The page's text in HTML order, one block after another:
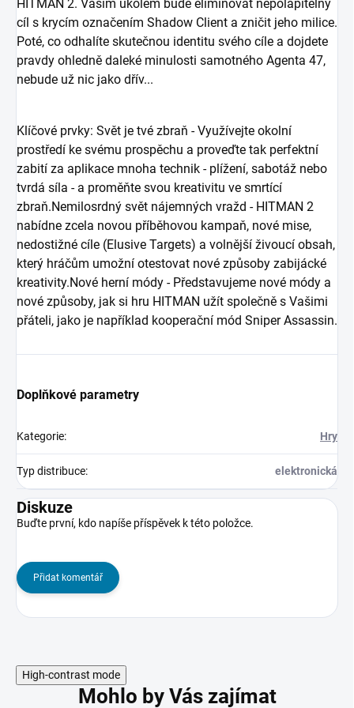
HITMAN 2. Vaším úkolem bude eliminovat nepolapitelný
cíl s krycím označením Shadow Client a zničit jeho milice.
Poté, co odhalíte skutečnou identitu svého cíle a dojdete
pravdy ohledně daleké minulosti samotného Agenta 47,
nebude už nic jako dřív...
Klíčové prvky: Svět je tvé zbraň - Využívejte okolní
prostředí ke svému prospěchu a proveďte tak perfektní
zabití za aplikace mnoha technik - plížení, sabotáž nebo
tvrdá síla - a proměňte svou kreativitu ve smrtící
zbraň.Nemilosrdný svět nájemných vražd - HITMAN 2
nabídne zcela novou příběhovou kampaň, nové mise,
nedostižné cíle (Elusive Targets) a volnější živoucí obsah,
který hráčům umožní otestovat nové způsoby zabijácké
kreativity.Nové herní módy - Představujeme nové módy a
nové způsoby, jak si hru HITMAN užít společně s Vašimi
přáteli, jako je například kooperační mód Sniper Assassin.
Doplňkové parametry
Kategorie: Hry
Typ distribuce: elektronická
Diskuze
Buďte první, kdo napíše příspěvek k této položce.
Přidat komentář
High-contrast mode
Mohlo by Vás zajímat